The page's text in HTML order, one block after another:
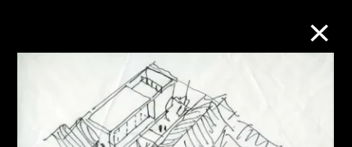
M+藏品
進一步篩選